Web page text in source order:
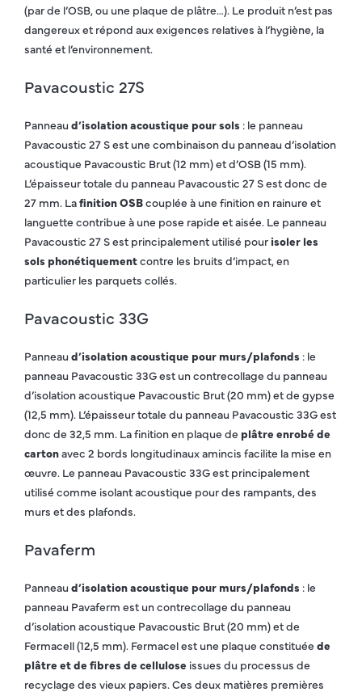
(par de l’OSB, ou une plaque de plâtre…). Le produit n’est pas
dangereux et répond aux exigences relatives à l’hygiène, la
santé et l’environnement.
Pavacoustic 27S
Panneau d’isolation acoustique pour sols : le panneau
Pavacoustic 27 S est une combinaison du panneau d’isolation
acoustique Pavacoustic Brut (12 mm) et d’OSB (15 mm).
L’épaisseur totale du panneau Pavacoustic 27 S est donc de
27 mm. Lafinition OSBcouplée à une finition en rainure et
languette contribue à une pose rapide et aisée. Le panneau
Pavacoustic 27 S est principalement utilisé pour isoler les
sols phonétiquementcontre les bruits d’impact, en
particulier les parquets collés.
Pavacoustic 33G
Panneau d’isolation acoustique pour murs/plafonds : le
panneau Pavacoustic 33G est un contrecollage du panneau
d’isolation acoustique Pavacoustic Brut (20 mm) et de gypse
(12,5 mm). L’épaisseur totale du panneau Pavacoustic 33G est
donc de 32,5 mm. La finition en plaque de plâtre enrobé de
cartonavec 2 bords longitudinaux amincis facilite la mise en
œuvre. Le panneau Pavacoustic 33G est principalement
utilisé comme isolant acoustique pour des rampants, des
murs et des plafonds.
Pavaferm
Panneau d’isolation acoustique pour murs/plafonds : le
panneau Pavaferm est un contrecollage du panneau
d’isolation acoustique Pavacoustic Brut (20 mm) et de
Fermacell (12,5 mm). Fermacel est une plaque constituée de
plâtre et de fibres de cellulose issues du processus de
recyclage des vieux papiers. Ces deux matières premières